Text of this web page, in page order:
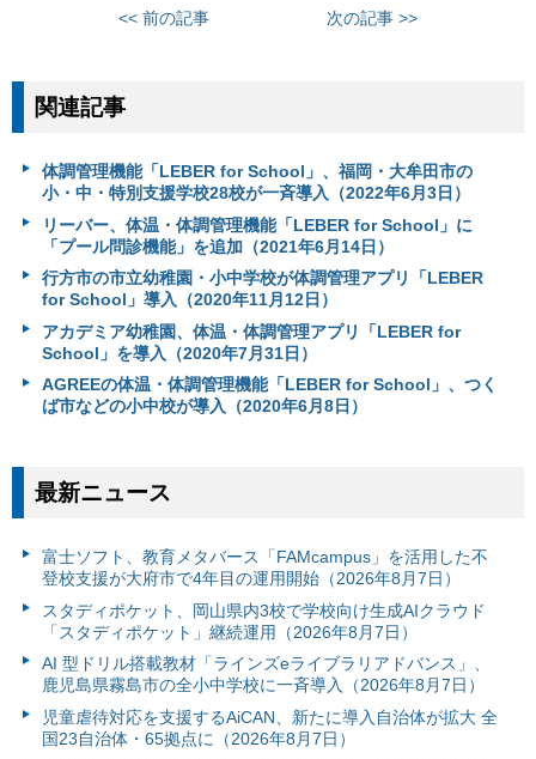
<< 前の記事 次の記事 >>
関連記事
体調管理機能「LEBER for School」、福岡・大牟田市の
小・中・特別支援学校28校が一斉導入（2022年6月3日）
リーバー、体温・体調管理機能「LEBER for School」に
「プール問診機能」を追加（2021年6月14日）
行方市の市立幼稚園・小中学校が体調管理アプリ「LEBER
for School」導入（2020年11月12日）
アカデミア幼稚園、体温・体調管理アプリ「LEBER for
School」を導入（2020年7月31日）
AGREEの体温・体調管理機能「LEBER for School」、つく
ば市などの小中校が導入（2020年6月8日）
最新ニュース
富⼠ソフト、教育メタバース「FAMcampus」を活用した不
登校支援が大府市で4年目の運用開始（2026年8月7日）
スタディポケット、岡山県内3校で学校向け生成AIクラウド
「スタディポケット」継続運用（2026年8月7日）
AI 型ドリル搭載教材「ラインズeライブラリアドバンス」、
鹿児島県霧島市の全小中学校に一斉導入（2026年8月7日）
児童虐待対応を支援するAiCAN、新たに導入自治体が拡大 全
国23自治体・65拠点に（2026年8月7日）